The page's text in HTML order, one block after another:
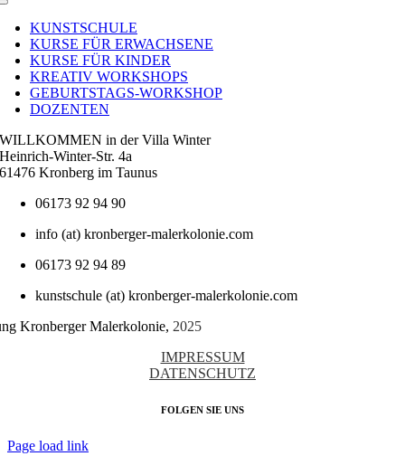
Toggle
NavigationKUNSTSCHULE
KURSE FÜR ERWACHSENE
KURSE FÜR KINDER
KREATIV WORKSHOPS
GEBURTSTAGS-WORKSHOP
DOZENTEN
WILLKOMMEN in der Villa Winter
Heinrich-Winter-Str. 4a
61476 Kronberg im Taunus
06173 92 94 90
info (at) kronberger-malerkolonie.com
06173 92 94 89
kunstschule (at) kronberger-malerkolonie.com
Kronberger Malerkolonie, 2025
IMPRESSUM
DATENSCHUTZ
FOLGEN SIE UNS
Page load link